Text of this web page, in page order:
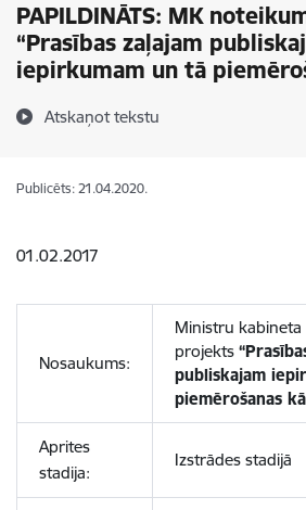
PAPILDINĀTS: MK
“Prasības zaļajam
iepirkumam un tā
Atskaņot tekstu
Publicēts: 21.04.2020.
01.02.2017
Nosaukums:
Ministru
projekts
publiskajam
piemērošanas
Aprites
stadija:
Izstrādes stadijā